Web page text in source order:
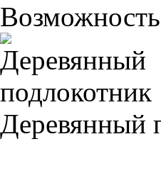
Деревянный